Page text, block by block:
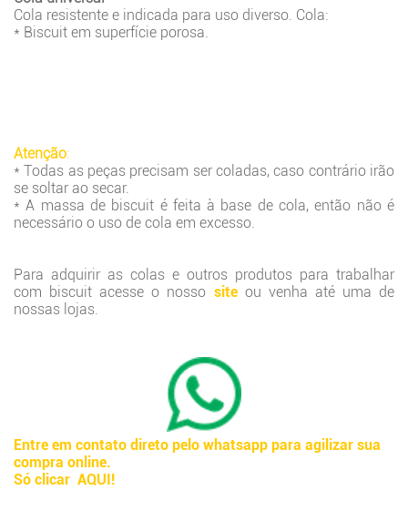
Cola resistente e indicada para uso diverso. Cola:
* Biscuit em superfície porosa.
Atenção:
* Todas as peças precisam ser coladas, caso contrário irão
se soltar ao secar.
* A massa de biscuit é feita à base de cola, então não é
necessário o uso de cola em excesso.
Para adquirir as colas e outros produtos para trabalhar
com biscuit acesse o nosso siteou venha até uma de
nossas lojas.
Entre em contato direto pelo whatsapp para agilizar sua
compra online.
Só clicar AQUI!